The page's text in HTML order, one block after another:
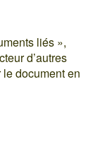
liés »,
d’autres
document en